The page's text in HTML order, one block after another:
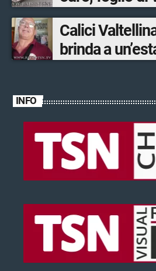
ventinovenne
Calici
brinda a
INFO